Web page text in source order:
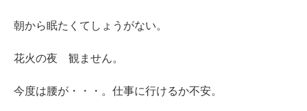
朝から眠たくてしょうがない。
花火の夜 観ません。
今度は腰が・・・。仕事に行けるか不安。